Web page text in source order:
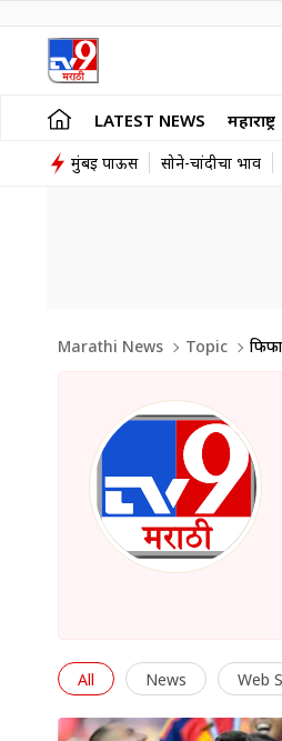
LATEST NEWS महाराष्ट्र
मुंबई पाऊस सोने-चांदीचा भाव
Marathi News Topic
All News Web